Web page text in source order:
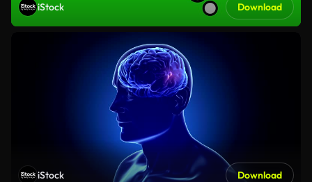
iStock Download
iStock Download